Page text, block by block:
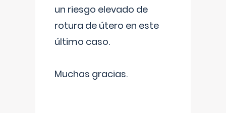
un riesgo elevado de
rotura de útero en este
último caso.
Muchas gracias.